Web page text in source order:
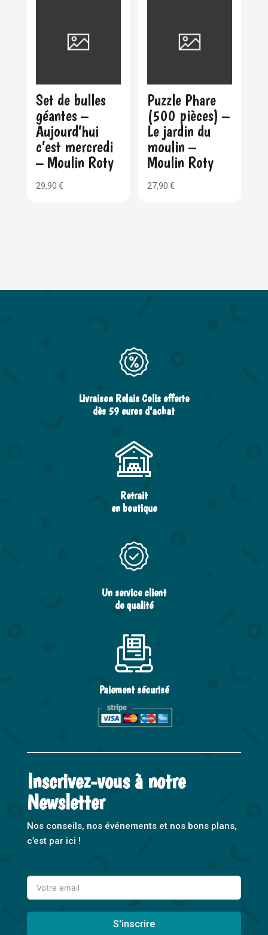
Set de bulles
géantes –
Aujourd’hui
c’est mercredi
– Moulin Roty
29,90 €
Puzzle Phare
(500 pièces) –
Le jardin du
moulin –
Moulin Roty
27,90€
Livraison Relais Colis offerte
dès 59 euros d’achat
Retrait
en boutique
Un service client
de qualité
Paiement sécurisé
Inscrivez-vous à notre
Newsletter
Nos conseils, nos événements et nos bons plans,
c’est par ici !
S'inscrire